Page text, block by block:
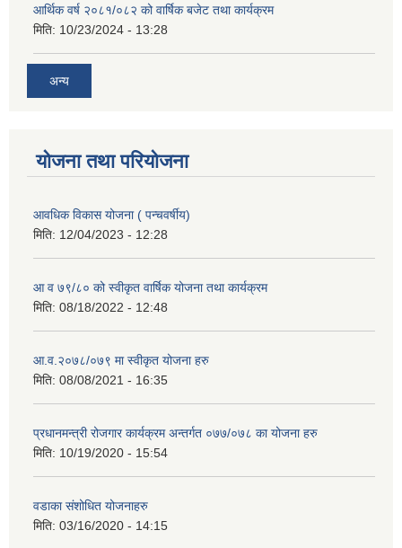
आर्थिक वर्ष २०८१/०८२ को वार्षिक बजेट तथा कार्यक्रम
मिति: 10/23/2024 - 13:28
अन्य
योजना तथा परियोजना
आवधिक विकास योजना ( पन्चवर्षीय)
मिति: 12/04/2023 - 12:28
आ व ७९/८० को स्वीकृत वार्षिक योजना तथा कार्यक्रम
मिति: 08/18/2022 - 12:48
आ.व.२०७८/०७९ मा स्वीकृत योजना हरु
मिति: 08/08/2021 - 16:35
प्रधानमन्त्री रोजगार कार्यक्रम अन्तर्गत ०७७/०७८ का योजना हरु
मिति: 10/19/2020 - 15:54
वडाका संशोधित योजनाहरु
मिति: 03/16/2020 - 14:15